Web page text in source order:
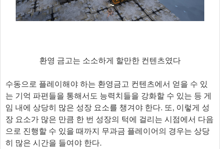
환영 금고는 소소하게 할만한 컨텐츠였다
수동으로 플레이해야 하는 환영금고 컨텐츠에서 얻을 수 있
는 기억 파편들을 통해서도 능력치들을 강화할 수 있는 등 게
임 내에 상당히 많은 성장 요소를 챙겨야 한다. 또, 이렇게 성
장 요소가 많은 만큼 한 번 성장의 턱에 걸리는 시점에서 다음
으로 진행할 수 있을 때까지 무과금 플레이어의 경우는 상당
히 많은 시간을 들여야 한다.